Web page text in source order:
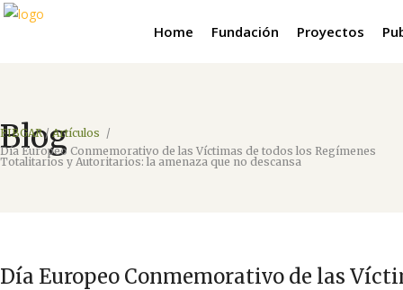
Home Fundación Proyectos
Blog
FIBGAR/Artículos /
Día Europeo Conmemorativo de las Víctimas de todos los Regímenes
Totalitarios y Autoritarios: la amenaza que no descansa
Día Europeo Conmemorativo de las